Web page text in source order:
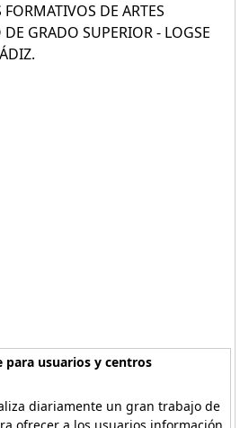
DE ARTES
GRADO SUPERIOR - LOGSE
usuarios y centros
diariamente un gran trabajo de